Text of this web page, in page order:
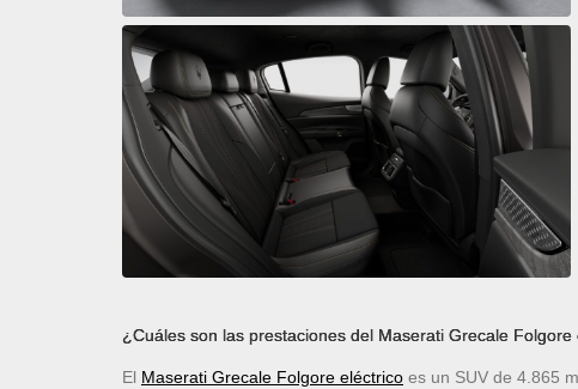
¿Cuáles son las prestaciones del Maserati Grecale Folgore
El Maserati Grecale Folgore eléctrico es un SUV de 4.865